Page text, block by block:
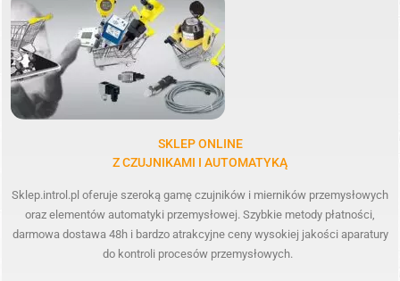
SKLEP ONLINE
Z CZUJNIKAMI I AUTOMATYKĄ
Sklep.introl.pl oferuje szeroką gamę czujników i mierników przemysłowych
oraz elementów automatyki przemysłowej. Szybkie metody płatności,
darmowa dostawa 48h i bardzo atrakcyjne ceny wysokiej jakości aparatury
do kontroli procesów przemysłowych.